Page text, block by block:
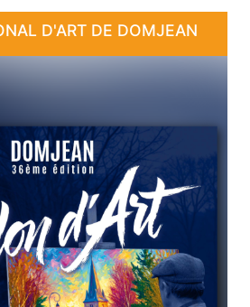
D'ART DE DOMJEAN